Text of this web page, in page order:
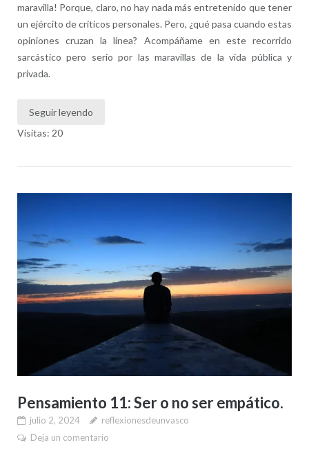
maravilla! Porque, claro, no hay nada más entretenido que tener
un ejército de críticos personales. Pero, ¿qué pasa cuando estas
opiniones cruzan la línea? Acompáñame en este recorrido
sarcástico pero serio por las maravillas de la vida pública y
privada.
Seguir leyendo
Visitas: 20
Pensamiento 11: Ser o no ser empático.
julio 2, 2024
reflexionesdeunvasco
Deja un comentario